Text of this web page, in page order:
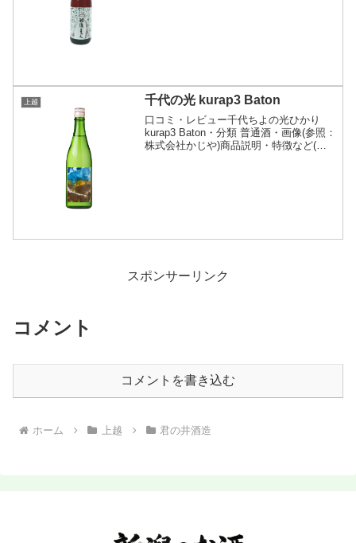
上越 千代の光 kurap3 Baton
口コミ・レビュー千代ちよの光ひかり
kurap3 Baton・分類 普通酒・画像(参照：
株式会社かじや)商品説明・特徴など(参
スポンサーリンク
コメント
コメントを書き込む
ホーム 上越 君の井酒造